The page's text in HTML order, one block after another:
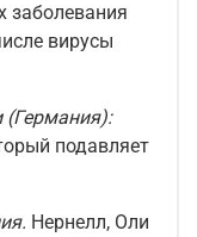
заболевания
вирусы
(Германия):
подавляет
Нернелл, Оли